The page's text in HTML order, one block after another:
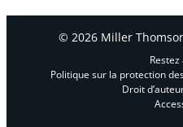
© 2026 Miller
Restez
Politique sur la protection
Droit